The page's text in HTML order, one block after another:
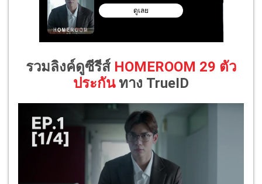
รวมลิงค์ดูซีรีส์ HOMEROOM 29 ตัว
ประกัน ทาง TrueID